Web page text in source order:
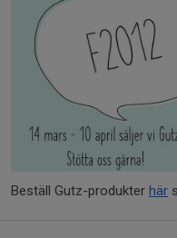
Beställ Gutz-produkter här